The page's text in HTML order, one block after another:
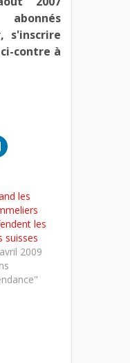
s'inscrire
contre à
Cliquez
pour
dans
une
nouvelle
fenêtre)
les
les
suisses
2009